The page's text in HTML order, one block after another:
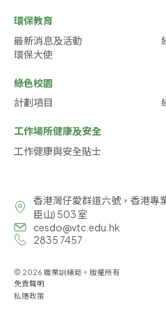
環保教育
最新消息及活動
環保大使
綠色校園
計劃項目
工作場所健康及安全
工作健康與安全貼士
香港灣仔愛群道六號，香港專
臣山) 503 室
cesdo@vtc.edu.hk
2835 7457
© 2026 職業訓練局。版權所有
免責聲明
私隱政策